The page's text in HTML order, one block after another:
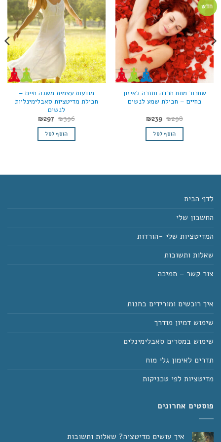
חדש
שחרור מתח חרדה וחזרה לאיזון
בחיים – חבילת שמע לנשים
₪298 המחיר
המקורי
היה:
₪298.
₪239 המחיר
הוסף לסל
מודעות עצמית משנה חיים –
חבילת מדיטציות סאבלימינליות
לנשים
₪396 המחיר
המקורי
היה:
₪396.
₪297 המחיר
הוא: הוסף לסל
לדף הבית
החשבון שלי
המדיטציות שלי -הורדות
שאלות ותשובות
צור קשר – תמיכה
איך רוכשים ומורידים בחנות
שימוש דמיון מודרך
שימוש במסרים סאבלימינלים
תדרים לאימון גלי מוח
מדיטציות לפי טכניקות
פוסטים אחרונים
איך עושים מדיטציה? שאלות ותשובות